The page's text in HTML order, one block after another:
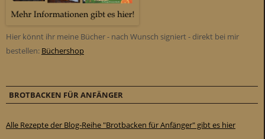
Hier könnt ihr meine Bücher - nach Wunsch signiert - direkt bei mir
bestellen: Büchershop
BROTBACKEN FÜR ANFÄNGER
Alle Rezepte der Blog-Reihe "Brotbacken für Anfänger" gibt es hier